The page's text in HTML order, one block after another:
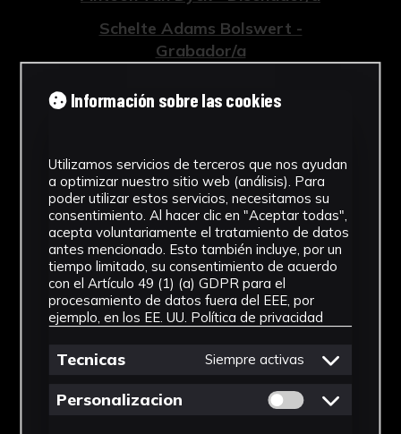
Schelte Adams Bolswert -
Grabador/a
Cronología
1759
Estilo
Barroco
Técnica
Ver más
Información sobre las cookies
Utilizamos servicios de terceros que nos ayudan
a optimizar nuestro sitio web (análisis). Para
poder utilizar estos servicios, necesitamos su
consentimiento. Al hacer clic en "Aceptar todas",
acepta voluntariamente el tratamiento de datos
antes mencionado. Esto también incluye, por un
tiempo limitado, su consentimiento de acuerdo
con el Artículo 49 (1) (a) GDPR para el
procesamiento de datos fuera del EEE, por
ejemplo, en los EE. UU. Política de privacidad
Tecnicas Siempre activas
Personalizacion Permitir cookies